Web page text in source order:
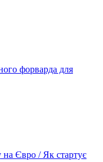
форварда для
Євро / Як стартує